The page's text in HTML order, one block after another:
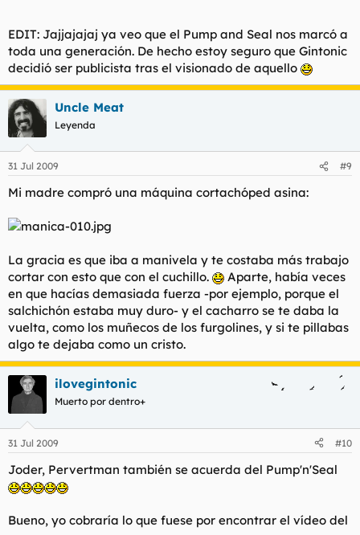
EDIT: Jajjajajaj ya veo que el Pump and Seal nos marcó a
toda una generación. De hecho estoy seguro que Gintonic
decidió ser publicista tras el visionado de aquello
Uncle Meat
Leyenda
31 Jul 2009 #9
Mi madre compró una máquina cortachóped asina:
La gracia es que iba a manivela y te costaba más trabajo
cortar con esto que con el cuchillo.
Aparte, había veces
en que hacías demasiada fuerza -por ejemplo, porque el
salchichón estaba muy duro- y el cacharro se te daba la
vuelta, como los muñecos de los furgolines, y si te pillabas
algo te dejaba como un cristo.
ilovegintonic
Muerto por dentro+
31 Jul 2009 #10
Joder, Pervertman también se acuerda del Pump'n'Seal
Bueno, yo cobraría lo que fuese por encontrar el vídeo del